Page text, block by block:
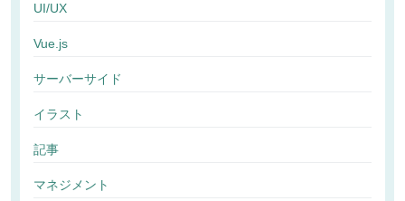
UI/UX
Vue.js
サーバーサイド
イラスト
記事
マネジメント